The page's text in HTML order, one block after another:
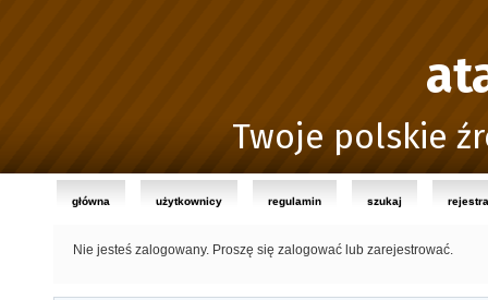
Twoje polskie
główna użytkownicy regulamin szukaj
Nie jesteś zalogowany. Proszę się zalogować lub zarejestrować.